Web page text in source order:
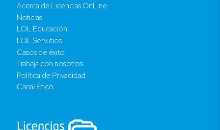
Acerca de Licencias OnLine
Noticias
LOL Educación
LOL Servicios
Casos de éxito
Trabaja con nosotros
Política de Privacidad
Canal Ético